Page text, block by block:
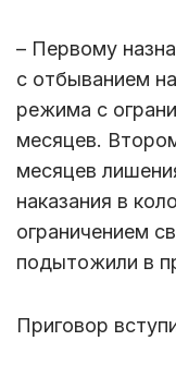
– Первому
с отбыванием
режима с
месяцев.
месяцев
наказания в
ограничением
подытожили в
Приговор